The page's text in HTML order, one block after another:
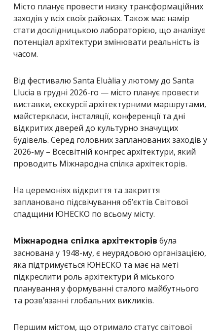
Місто планує провести низку трансформаційних
заходів у всіх своїх районах. Також має намір
стати дослідницькою лабораторією, що аналізує
потенціал архітектури змінювати реальність із
часом.
Від фестивалю Santa Eluàlia у лютому до Santa
Llucia в грудні 2026-го — місто планує провести
виставки, екскурсії архітектурними маршрутами,
майстеркласи, інсталяції, конференції та дні
відкритих дверей до культурно значущих
будівель. Серед головних запланованих заходів у
2026-му – Всесвітній конгрес архітектури, який
проводить Міжнародна спілка архітекторів.
На церемоніях відкриття та закриття
заплановано підсвічування об’єктів Світової
спадщини ЮНЕСКО по всьому місту.
Міжнародна спілка архітекторів була
заснована у 1948-му, є неурядовою організацією,
яка підтримується ЮНЕСКО та має на меті
підкреслити роль архітектури й міського
планування у формуванні сталого майбутнього
та розв’язанні глобальних викликів.
Першим містом, що отримало статус світової